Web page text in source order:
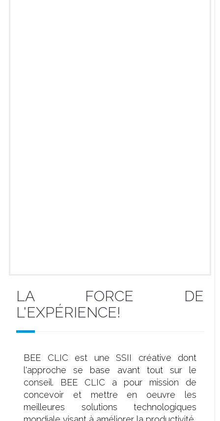
LA FORCE DE
L'EXPÉRIENCE!
BEE CLIC est une SSII créative dont
l'approche se base avant tout sur le
conseil. BEE CLIC a pour mission de
concevoir et mettre en oeuvre les
meilleures solutions technologiques